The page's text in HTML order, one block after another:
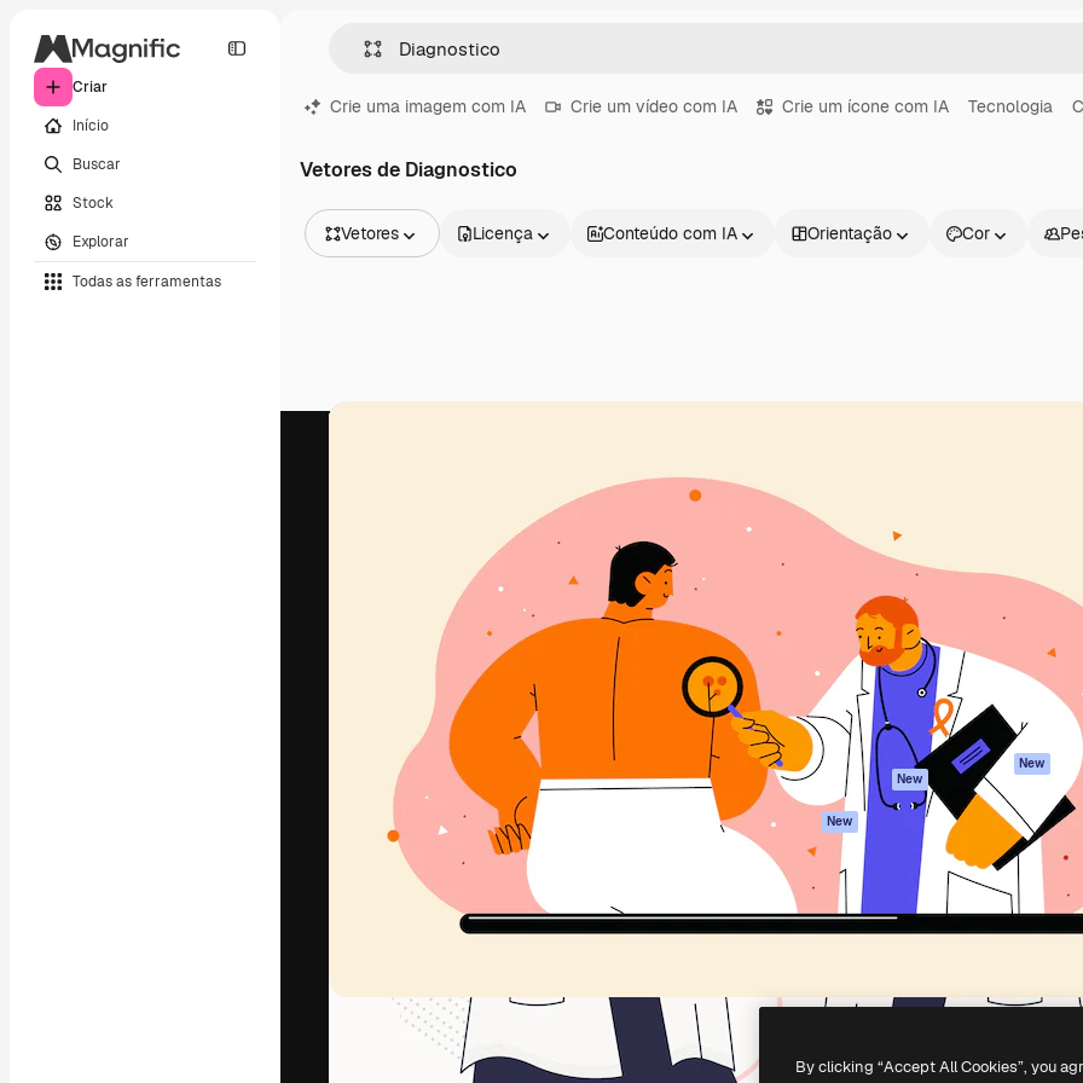
Criar
Início
Buscar
Stock
Explorar
Todas as ferramentas
Crie uma imagem com IA Crie um vídeo com IA Crie um ícone com IA Tecnologia
Vetores de Diagnostico
Vetores
Vídeos
Licença Conteúdo com IA Orientação Cor
A plataforma criativa para você direcionar
seu melhor trabalho. Mais de 1 milhão de
assinantes entre criativos, empresas,
agências e estúdios.
Português
Produtos
Spaces
Assistente de IA
Gerador de vídeos
Texto para voz
Conteúdo de stock
MCP para
Claude/ChatGPT
New
Agentes New
API
App móvel
Todas as
ferramentas
Academy
Documentação
Atendimento
Termos e
condições
Política de
privacidade
Originais
New
Política de cookies
Central de
confiabilidade
Afiliados
Empresas
Copyright © 2010-2026 Freepik Company S.L.U. Todos os direitos reservados.
By clicking “Accept All Cookies”, you